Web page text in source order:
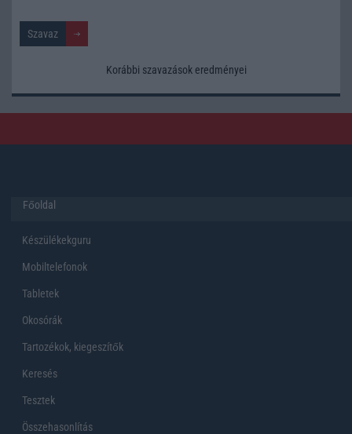
Korábbi szavazások eredményei
Főoldal
Készülékekguru
Mobiltelefonok
Tabletek
Okosórák
Tartozékok, kiegeszítők
Keresés
Tesztek
Összehasonlítás